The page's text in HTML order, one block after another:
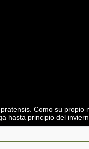
Como su
hasta principio del